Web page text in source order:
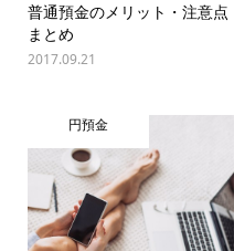
普通預金のメリット・注意点
まとめ
2017.09.21
円預金